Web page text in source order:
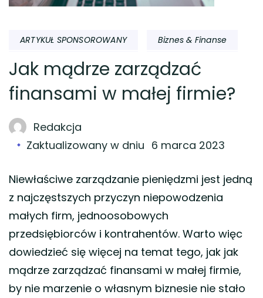
ARTYKUŁ SPONSOROWANY Biznes & Finanse
Jak mądrze zarządzać
finansami w małej firmie?
Redakcja
Zaktualizowany w dniu 6 marca 2023
Niewłaściwe zarządzanie pieniędzmi jest jedną
z najczęstszych przyczyn niepowodzenia
małych firm, jednoosobowych
przedsiębiorców i kontrahentów. Warto więc
dowiedzieć się więcej na temat tego, jak jak
mądrze zarządzać finansami w małej firmie,
by nie marzenie o własnym biznesie nie stało